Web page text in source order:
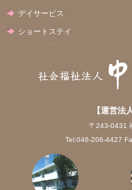
デイサービス
ショートステイ
【運営法
〒243-0431
Tel:046-206-4427